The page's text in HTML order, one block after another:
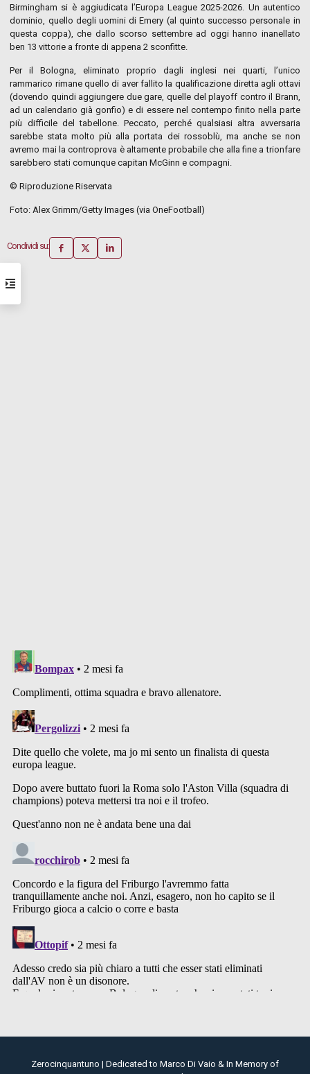
Birmingham si è aggiudicata l’Europa League 2025-2026. Un autentico
dominio, quello degli uomini di Emery (al quinto successo personale in
questa coppa), che dallo scorso settembre ad oggi hanno inanellato
ben 13 vittorie a fronte di appena 2 sconfitte.
Per il Bologna, eliminato proprio dagli inglesi nei quarti, l’unico
rammarico rimane quello di aver fallito la qualificazione diretta agli ottavi
(dovendo quindi aggiungere due gare, quelle del playoff contro il Brann,
ad un calendario già gonfio) e di essere nel contempo finito nella parte
più difficile del tabellone. Peccato, perché qualsiasi altra avversaria
sarebbe stata molto più alla portata dei rossoblù, ma anche se non
avremo mai la controprova è altamente probabile che alla fine a trionfare
sarebbero stati comunque capitan McGinn e compagni.
© Riproduzione Riservata
Foto: Alex Grimm/Getty Images (via OneFootball)
Condividi su:
Zerocinquantuno | Dedicated to Marco Di Vaio & In Memory of